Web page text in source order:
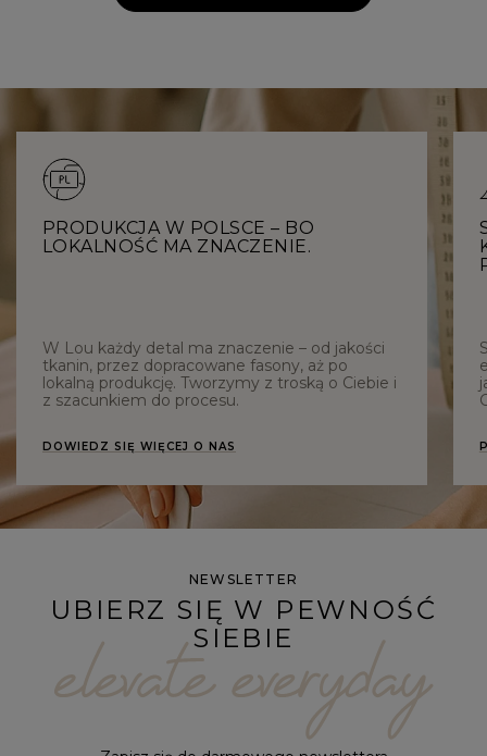
PRODUKCJA W POLSCE – BO
LOKALNOŚĆ MA ZNACZENIE.
W Lou każdy detal ma znaczenie – od jakości
tkanin, przez dopracowane fasony, aż po
lokalną produkcję. Tworzymy z troską o Ciebie i
z szacunkiem do procesu.
DOWIEDZ SIĘ WIĘCEJ O NAS
NEWSLETTER
UBIERZ SIĘ W PEWNOŚĆ
SIEBIE